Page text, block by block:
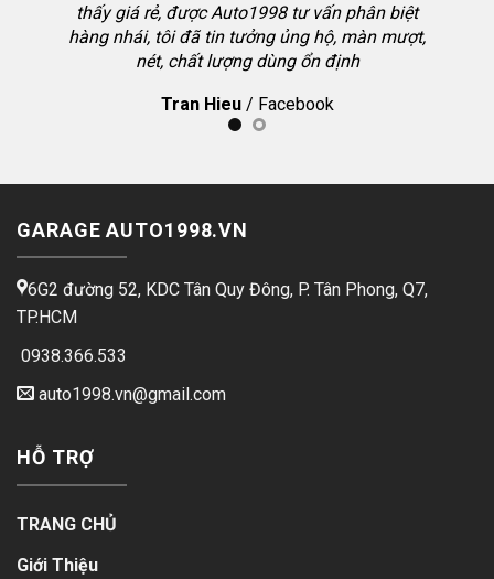
thấy giá rẻ, được Auto1998 tư vấn phân biệt
hàng nhái, tôi đã tin tưởng ủng hộ, màn mượt,
nét, chất lượng dùng ổn định
Tran Hieu / Facebook
GARAGE AUTO1998.VN
6G2 đường 52, KDC Tân Quy Đông, P. Tân Phong, Q7,
TP.HCM
0938.366.533
auto1998.vn@gmail.com
HỖ TRỢ
TRANG CHỦ
Giới Thiệu